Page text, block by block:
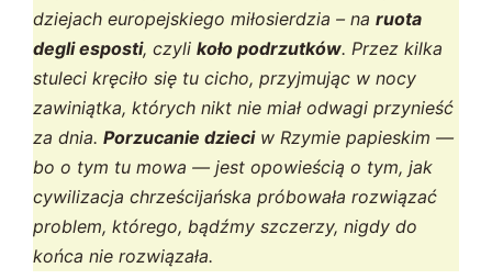
dziejach europejskiego miłosierdzia – na ruota
degli esposti, czyli koło podrzutków. Przez kilka
stuleci kręciło się tu cicho, przyjmując w nocy
zawiniątka, których nikt nie miał odwagi przynieść
za dnia. Porzucanie dzieciw Rzymie papieskim —
bo o tym tu mowa — jest opowieścią o tym, jak
cywilizacja chrześcijańska próbowała rozwiązać
problem, którego, bądźmy szczerzy, nigdy do
końca nie rozwiązała.